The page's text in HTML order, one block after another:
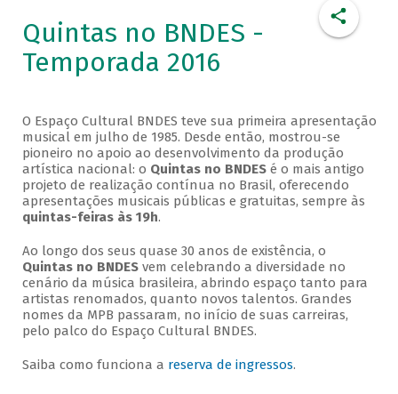
Quintas no BNDES -
Temporada 2016
O Espaço Cultural BNDES teve sua primeira apresentação
musical em julho de 1985. Desde então, mostrou-se
pioneiro no apoio ao desenvolvimento da produção
artística nacional: o Quintas no BNDESé o mais antigo
projeto de realização contínua no Brasil, oferecendo
apresentações musicais públicas e gratuitas, sempre às
quintas-feiras às 19h.
Ao longo dos seus quase 30 anos de existência, o
Quintas no BNDESvem celebrando a diversidade no
cenário da música brasileira, abrindo espaço tanto para
artistas renomados, quanto novos talentos. Grandes
nomes da MPB passaram, no início de suas carreiras,
pelo palco do Espaço Cultural BNDES.
Saiba como funciona a reserva de ingressos.